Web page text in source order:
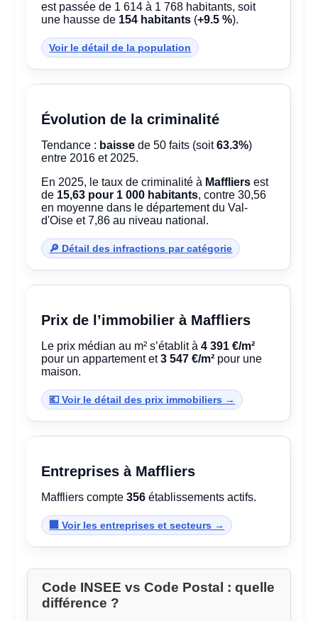
est passée de 1 614 à 1 768 habitants, soit
une hausse de 154 habitants (+9.5 %).
Voir le détail de la population
Évolution de la criminalité
Tendance : baisse de 50 faits (soit63.3%)
entre 2016 et 2025.
En 2025, le taux de criminalité à Maffliers est
de 15,63 pour 1 000 habitants, contre 30,56
en moyenne dans le département du Val-
d'Oise et 7,86 au niveau national.
🔎 Détail des infractions par catégorie
Prix de l’immobilier à Maffliers
Le prix médian au m² s’établit à4 391 €/m²
pour un appartement et3 547 €/m² pour une
maison.
💶 Voir le détail des prix immobiliers →
Entreprises à Maffliers
Maffliers compte356 établissements actifs.
🏢 Voir les entreprises et secteurs →
Code INSEE vs Code Postal : quelle
différence ?